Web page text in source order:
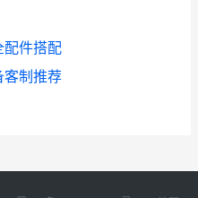
配件搭配
客制推荐